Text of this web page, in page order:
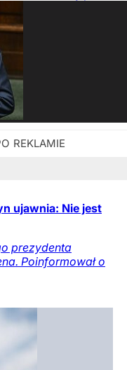
ujawnia: Nie jest
prezydenta
Poinformował o